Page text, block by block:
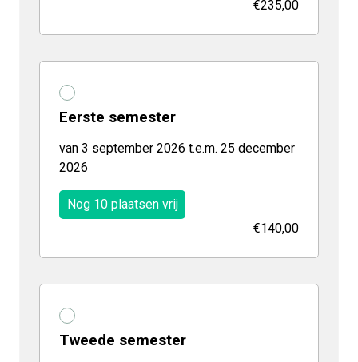
€235,00
Eerste semester
van 3 september 2026 t.e.m. 25 december
2026
Nog 10 plaatsen vrij
€140,00
Tweede semester